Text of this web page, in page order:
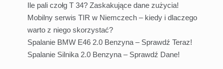
Ile pali czołg T 34? Zaskakujące dane zużycia!
Mobilny serwis TIR w Niemczech – kiedy i dlaczego
warto z niego skorzystać?
Spalanie BMW E46 2.0 Benzyna – Sprawdź Teraz!
Spalanie Silnika 2.0 Benzyna – Sprawdź Dane!